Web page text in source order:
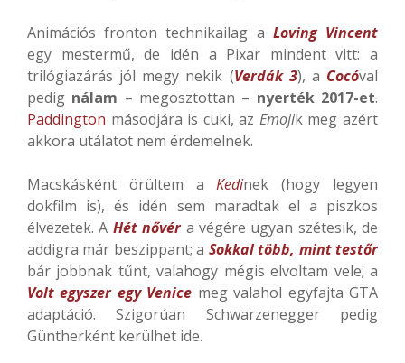
Animációs fronton technikailag a Loving Vincent
egy mestermű, de idén a Pixar mindent vitt: a
trilógiazárás jól megy nekik (Verdák 3), a Cocóval
pedig nálam – megosztottan – nyerték 2017-et.
Paddington másodjára is cuki, az Emojik meg azért
akkora utálatot nem érdemelnek.
Macskásként örültem aKedinek (hogy legyen
dokfilm is), és idén sem maradtak el a piszkos
élvezetek. A Hét nővéra végére ugyan szétesik, de
addigra már beszippant; a Sokkal több, mint testőr
bár jobbnak tűnt, valahogy mégis elvoltam vele; a
Volt egyszer egy Venice meg valahol egyfajta GTA
adaptáció. Szigorúan Schwarzenegger pedig
Güntherként kerülhet ide.